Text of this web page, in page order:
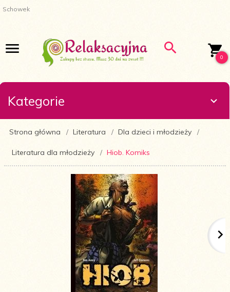
Schowek
0
Kategorie
Strona główna Literatura Dla dzieci i młodzieży
Literatura dla młodzieży Hiob. Komiks